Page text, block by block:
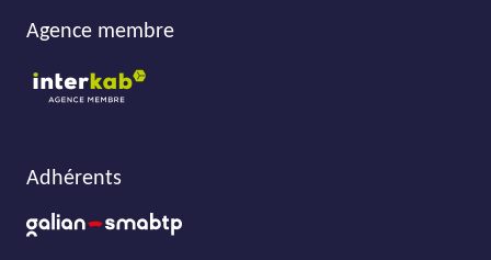
Agence membre
Adhérents